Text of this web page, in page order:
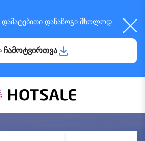
დამატებითი დანაზოგი მხოლოდ
ჩამოტვირთვა